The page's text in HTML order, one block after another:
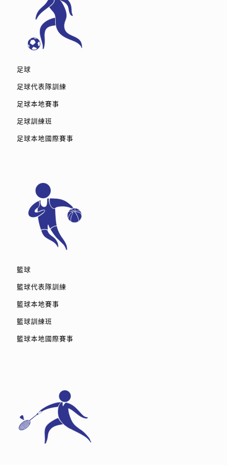
足球
足球代表隊訓練
足球本地賽事
足球訓練班
足球本地國際賽事
籃球
籃球代表隊訓練
籃球本地賽事
籃球訓練班
籃球本地國際賽事